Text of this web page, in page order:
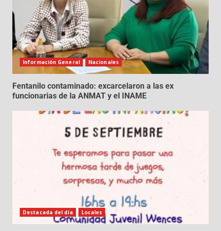
Información General Nacionales
Fentanilo contaminado: excarcelaron a las ex
funcionarias de la ANMAT y el INAME
Destacada del día Locales